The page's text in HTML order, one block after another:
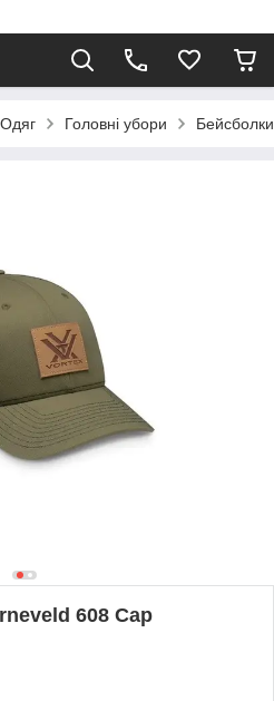
Одяг Головні убори Бейсболки
608 Cap